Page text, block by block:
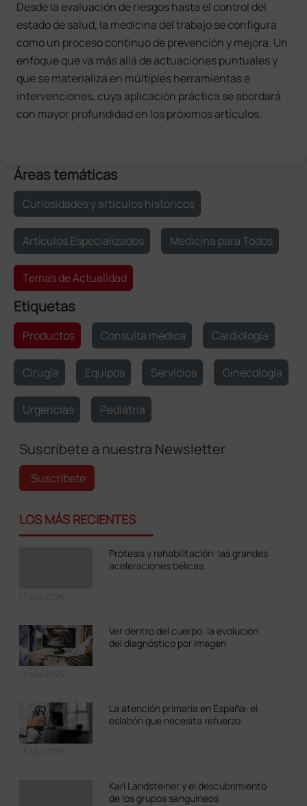
Desde la evaluación de riesgos hasta el control del
estado de salud, la medicina del trabajo se configura
como un proceso continuo de prevención y mejora. Un
enfoque que va más allá de actuaciones puntuales y
que se materializa en múltiples herramientas e
intervenciones, cuya aplicación práctica se abordará
con mayor profundidad en los próximos artículos.
Áreas temáticas
Curiosidades y artículos históricos
Artículos Especializados Medicina para Todos
Temas de Actualidad
Etiquetas
Productos Consulta médica Cardiología
Cirugía Equipos Servicios Ginecología
Urgencias Pediatría
Suscríbete a nuestra Newsletter
Suscríbete
LOS MÁS RECIENTES
Prótesis y rehabilitación: las grandes
aceleraciones bélicas
Ver dentro del cuerpo: la evolución
del diagnóstico por imagen
La atención primaria en España: el
eslabón que necesita refuerzo
Karl Landsteiner y el descubrimiento
de los grupos sanguíneos